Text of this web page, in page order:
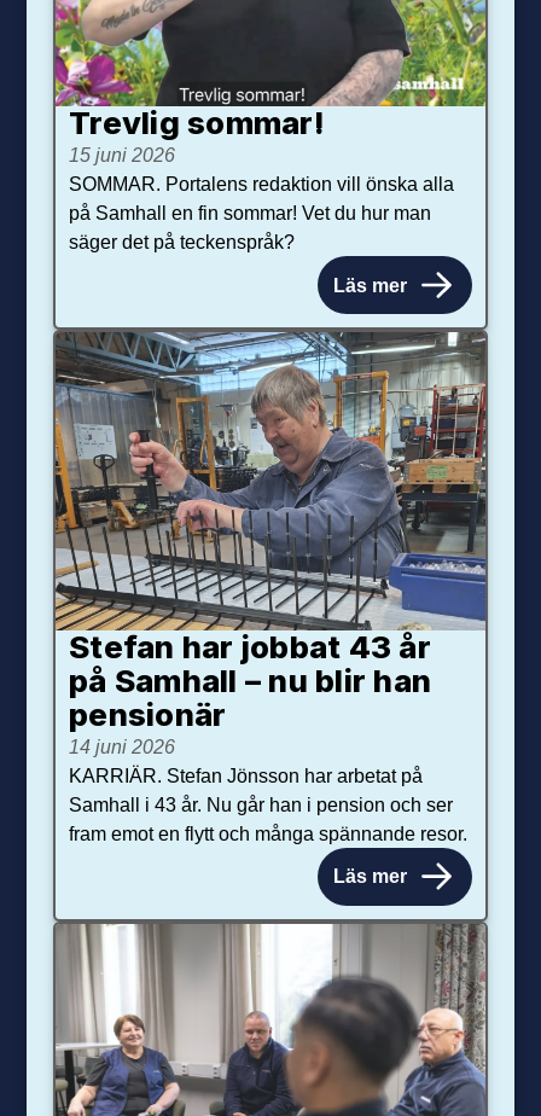
Trevlig sommar!
15 juni 2026
SOMMAR. Portalens redaktion vill önska alla
på Samhall en fin sommar! Vet du hur man
säger det på teckenspråk?
Läs mer
Stefan har jobbat 43 år
på Samhall – nu blir han
pensionär
14 juni 2026
KARRIÄR. Stefan Jönsson har arbetat på
Samhall i 43 år. Nu går han i pension och ser
fram emot en flytt och många spännande resor.
Läs mer